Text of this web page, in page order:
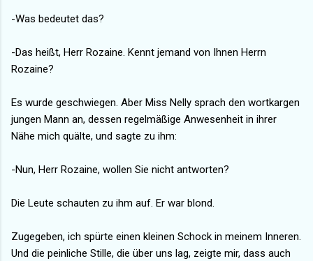
-Was bedeutet das?
-Das heißt, Herr Rozaine. Kennt jemand von Ihnen Herrn
Rozaine?
Es wurde geschwiegen. Aber Miss Nelly sprach den wortkargen
jungen Mann an, dessen regelmäßige Anwesenheit in ihrer
Nähe mich quälte, und sagte zu ihm:
-Nun, Herr Rozaine, wollen Sie nicht antworten?
Die Leute schauten zu ihm auf. Er war blond.
Zugegeben, ich spürte einen kleinen Schock in meinem Inneren.
Und die peinliche Stille, die über uns lag, zeigte mir, dass auch